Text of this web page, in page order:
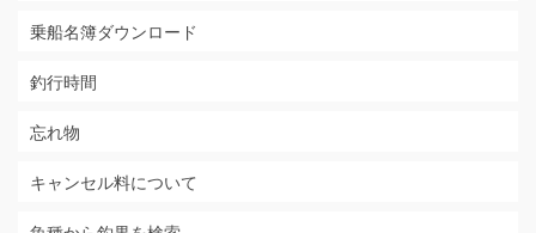
乗船名簿ダウンロード
釣行時間
忘れ物
キャンセル料について